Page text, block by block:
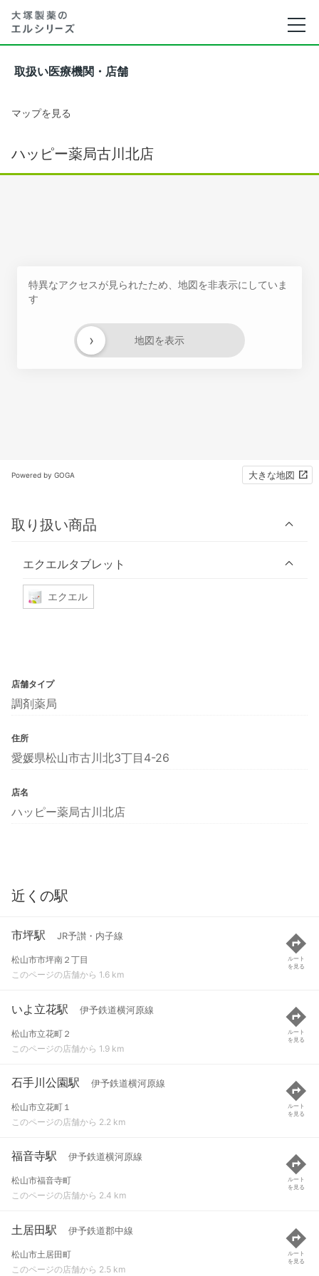
取扱い医療機関・店舗
マップを見る
ハッピー薬局古川北店
特異なアクセスが見られたため、地図を非表示にしていま
す
地図を表示
›
Powered by GOGA 大きな地図
取り扱い商品
エクエルタブレット
エクエル
店舗タイプ
調剤薬局
住所
愛媛県松山市古川北3丁目4-26
店名
ハッピー薬局古川北店
近くの駅
市坪駅 JR予讃・内子線
松山市市坪南２丁目
このページの店舗から 1.6 km
ルート
を見る
いよ立花駅 伊予鉄道横河原線
松山市立花町２
このページの店舗から 1.9 km
ルート
を見る
石手川公園駅 伊予鉄道横河原線
松山市立花町１
このページの店舗から 2.2 km
ルート
を見る
福音寺駅 伊予鉄道横河原線
松山市福音寺町
このページの店舗から 2.4 km
ルート
を見る
土居田駅 伊予鉄道郡中線
松山市土居田町
このページの店舗から 2.5 km
ルート
を見る